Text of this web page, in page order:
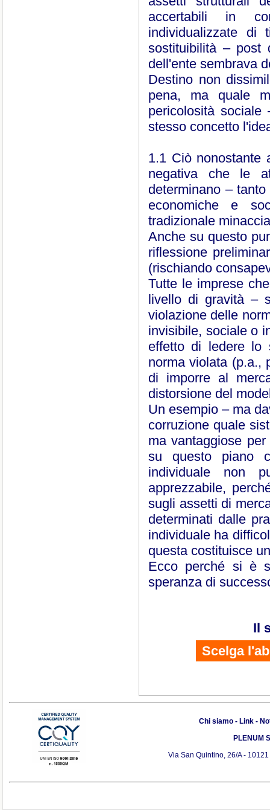
accertabili in
individualizzate di
sostituibilità – post
dell'ente sembrava
Destino non
pena, ma quale
pericolosità
stesso concetto
1.1 Ciò nonostante
negativa che le
determinano –
economiche e
tradizionale
Anche su questo
riflessione
(rischiando
Tutte le imprese
livello di gravità –
violazione delle
invisibile, sociale o
effetto di ledere lo
norma violata (p.a.,
di imporre al
distorsione del
Un esempio – ma
corruzione quale
ma vantaggiose
su questo piano
individuale non
apprezzabile,
sugli assetti di
determinati dalle
individuale ha
questa costituisce
Ecco perché si è
speranza di
Il
Scelga
Chi siamo - Link -
PLENUM
Via San Quintino, 26/A -